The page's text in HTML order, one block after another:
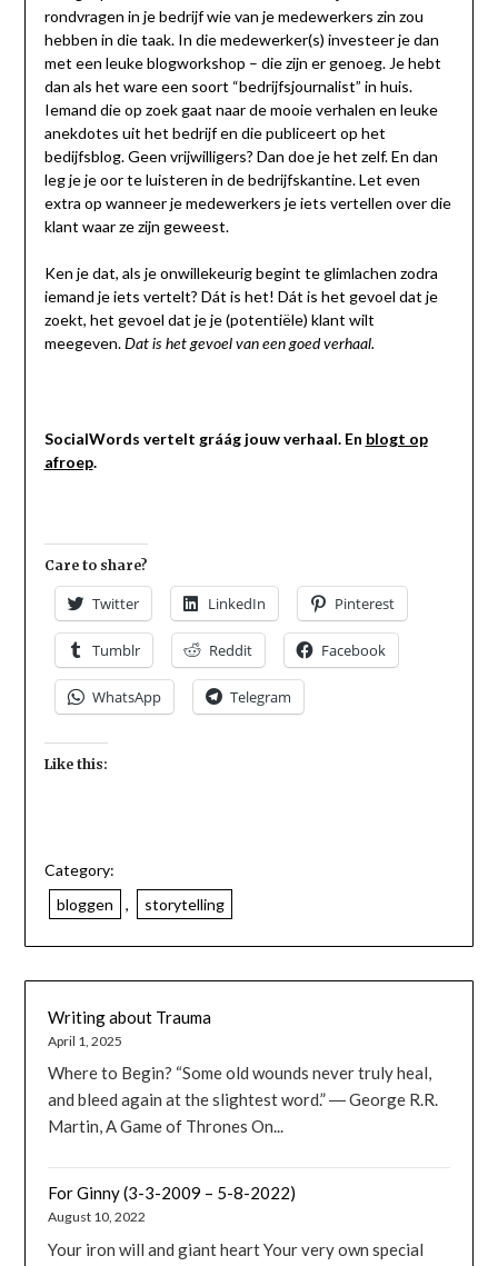
rondvragen in je bedrijf wie van je medewerkers zin zou
hebben in die taak. In die medewerker(s) investeer je dan
met een leuke blogworkshop – die zijn er genoeg. Je hebt
dan als het ware een soort “bedrijfsjournalist” in huis.
Iemand die op zoek gaat naar de mooie verhalen en leuke
anekdotes uit het bedrijf en die publiceert op het
bedijfsblog. Geen vrijwilligers? Dan doe je het zelf. En dan
leg je je oor te luisteren in de bedrijfskantine. Let even
extra op wanneer je medewerkers je iets vertellen over die
klant waar ze zijn geweest.
Ken je dat, als je onwillekeurig begint te glimlachen zodra
iemand je iets vertelt? Dát is het! Dát is het gevoel dat je
zoekt, het gevoel dat je je (potentiële) klant wilt
meegeven. Dat is het gevoel van een goed verhaal.
SocialWords vertelt gráág jouw verhaal. En blogt op
afroep.
Care to share?
Twitter LinkedIn Pinterest
Tumblr Reddit Facebook
WhatsApp Telegram
Like this:
Category:
bloggen
, storytelling
Writing about Trauma
April 1, 2025
Where to Begin? “Some old wounds never truly heal,
and bleed again at the slightest word.” ― George R.R.
Martin, A Game of Thrones On...
For Ginny (3-3-2009 – 5-8-2022)
August 10, 2022
Your iron will and giant heart Your very own special